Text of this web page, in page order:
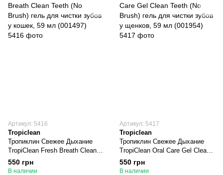
Артикул: 5416
Tropiclean
Тропиклин Свежее Дыхание
TropiClean Fresh Breath Clean
Teeth (No Brush) гель для
чистки зубов у кошек, 59 мл
550 грн
В наличии
Артикул: 5417
Tropiclean
Тропиклин Свежее Дыхание
TropiClean Oral Care Gel Clean
Teeth (No Brush) гель для
чистки зубов у щенков, 59 мл
550 грн
В наличии